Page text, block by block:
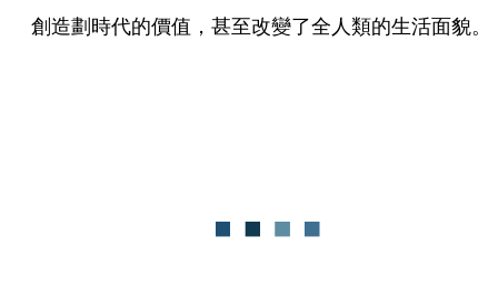
創造劃時代的價值，甚至改變了全人類的生活面貌。